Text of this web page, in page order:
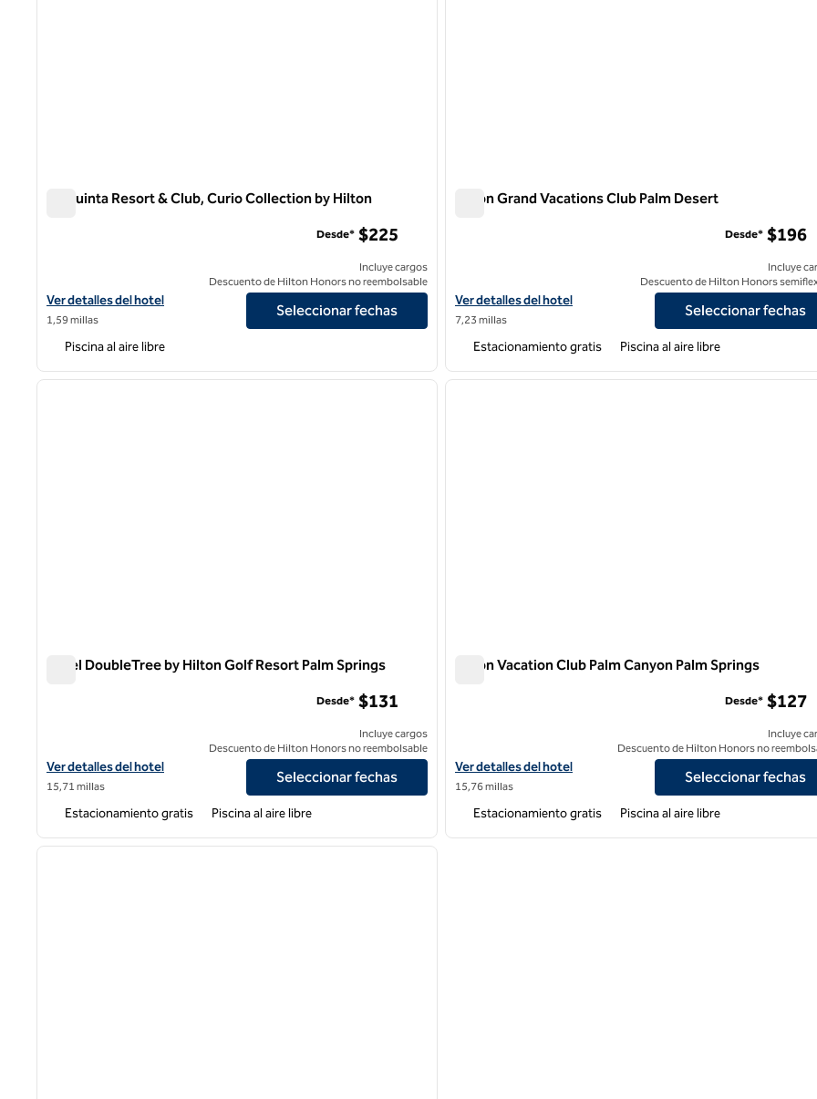
La Quinta Resort & Club, Curio Collection by Hilton
Ver detalles del hotel La Quinta Resort & Club, Curio Collection by Hilton
Ver detalles del hotel
1,59 millas
Desde* $225
Incluye cargos
Descuento de Hilton Honors no reembolsable
Seleccionar fechas
Piscina al aire libre
Hilton Grand Vacations Club Palm Desert
Ver detalles del hotel Hilton Grand Vacations Club Palm Desert
Ver detalles del hotel
7,23 millas
Desde* $196
Incluye
Descuento de Hilton Honors
Seleccionar fechas
Estacionamiento gratis Piscina al aire libre
1 de 12
siguiente imagen
Hotel DoubleTree by Hilton Golf Resort Palm Springs
Ver detalles del hotel DoubleTree by Hilton Golf Resort Palm Springs
Ver detalles del hotel
15,71 millas
Desde* $131
Incluye cargos
Descuento de Hilton Honors no reembolsable
Seleccionar fechas
Estacionamiento gratis Piscina al aire libre
1 de 12
Hilton Vacation Club Palm Canyon Palm Springs
Ver detalles del hotel Hilton Vacation Club Palm Canyon Palm
Ver detalles del hotel
15,76 millas
Desde* $127
Incluye
Descuento de Hilton Honors no
Seleccionar fechas
Estacionamiento gratis Piscina al aire libre
1 de 12
siguiente imagen